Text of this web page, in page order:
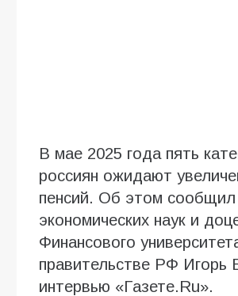
В мае 2025 года пять
россиян ожидают
пенсий. Об этом сообщил
экономических наук и
Финансового
правительстве РФ Игорь
интервью «Газете.Ru».